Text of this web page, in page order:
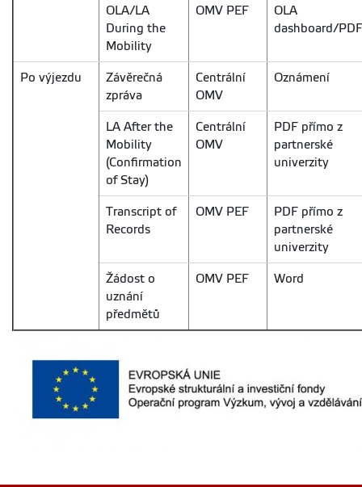
OLA/LA
During the
Mobility
OMV PEF
OLA
dashboard/PDF
Po výjezdu
Závěrečná
zpráva
Centrální
OMV
Oznámení
LA After the
Mobility
(Confirmation
of Stay)
Centrální
OMV
PDF přímo z
partnerské
univerzity
Transcript of
Records
OMV PEF
PDF přímo z
partnerské
univerzity
Žádost o
uznání
předmětů
OMV PEF Word